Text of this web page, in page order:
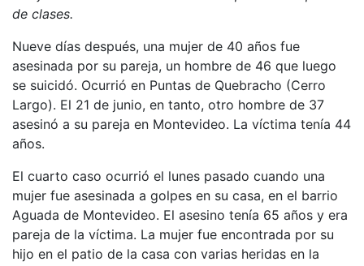
de clases.
Nueve días después, una mujer de 40 años fue
asesinada por su pareja, un hombre de 46 que luego
se suicidó. Ocurrió en Puntas de Quebracho (Cerro
Largo). El 21 de junio, en tanto, otro hombre de 37
asesinó a su pareja en Montevideo. La víctima tenía 44
años.
El cuarto caso ocurrió el lunes pasado cuando una
mujer fue asesinada a golpes en su casa, en el barrio
Aguada de Montevideo. El asesino tenía 65 años y era
pareja de la víctima. La mujer fue encontrada por su
hijo en el patio de la casa con varias heridas en la